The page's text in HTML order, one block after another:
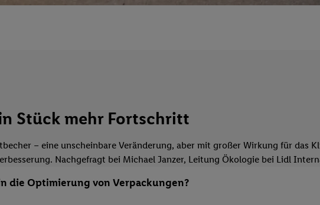
Stück mehr Fortschritt
– eine unscheinbare Veränderung, aber mit großer Wirkung für das
Nachgefragt bei Michael Janzer, Leitung Ökologie bei Lidl
die Optimierung von Verpackungen?